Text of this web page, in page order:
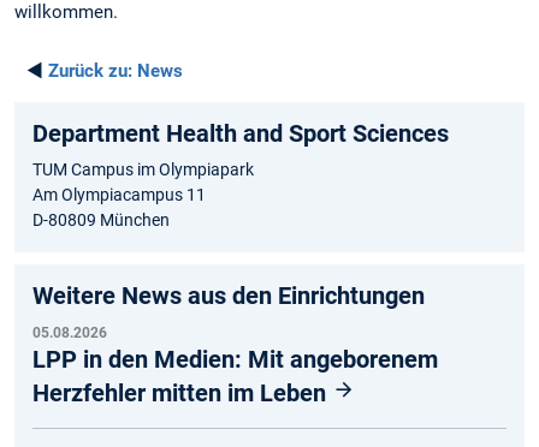
willkommen.
◄ Zurück zu: News
Department Health and Sport Sciences
TUM Campus im Olympiapark
Am Olympiacampus 11
D-80809 München
Weitere News aus den Einrichtungen
05.08.2026
LPP in den Medien: Mit angeborenem
Herzfehler mitten im Leben